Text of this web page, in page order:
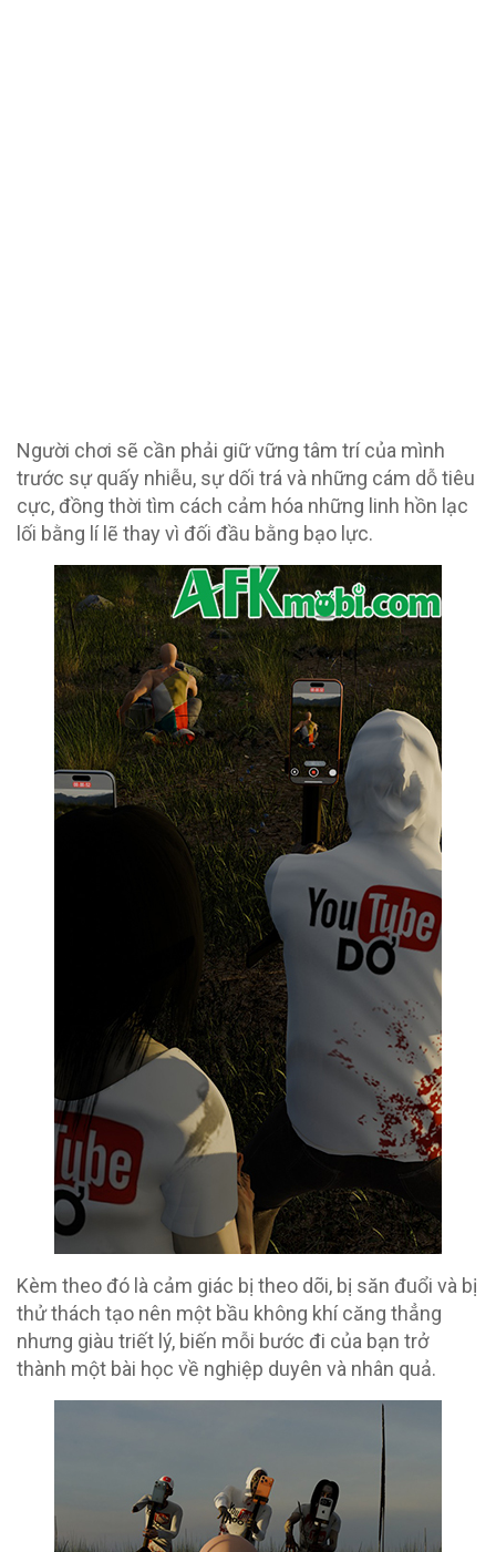
Người chơi sẽ cần phải giữ vững tâm trí của mình
trước sự quấy nhiễu, sự dối trá và những cám dỗ tiêu
cực, đồng thời tìm cách cảm hóa những linh hồn lạc
lối bằng lí lẽ thay vì đối đầu bằng bạo lực.
Kèm theo đó là cảm giác bị theo dõi, bị săn đuổi và bị
thử thách tạo nên một bầu không khí căng thẳng
nhưng giàu triết lý, biến mỗi bước đi của bạn trở
thành một bài học về nghiệp duyên và nhân quả.